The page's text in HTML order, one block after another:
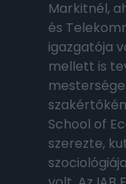
Markitnél,
és
igazgatója
mellett is
School of
szerezte,